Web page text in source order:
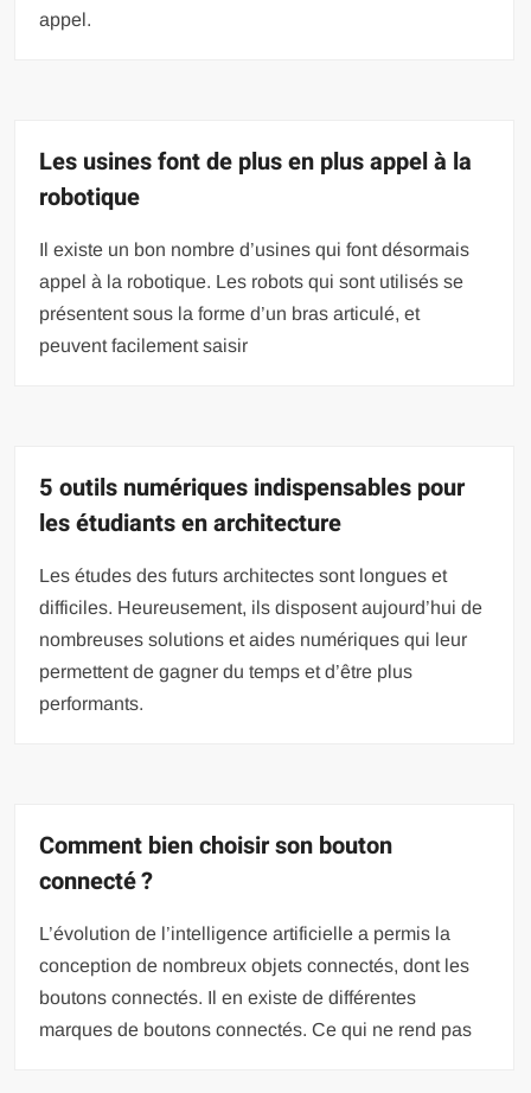
appel.
Les usines font de plus en plus appel à la
robotique
Il existe un bon nombre d’usines qui font désormais
appel à la robotique. Les robots qui sont utilisés se
présentent sous la forme d’un bras articulé, et
peuvent facilement saisir
5 outils numériques indispensables pour
les étudiants en architecture
Les études des futurs architectes sont longues et
difficiles. Heureusement, ils disposent aujourd’hui de
nombreuses solutions et aides numériques qui leur
permettent de gagner du temps et d’être plus
performants.
Comment bien choisir son bouton
connecté ?
L’évolution de l’intelligence artificielle a permis la
conception de nombreux objets connectés, dont les
boutons connectés. Il en existe de différentes
marques de boutons connectés. Ce qui ne rend pas